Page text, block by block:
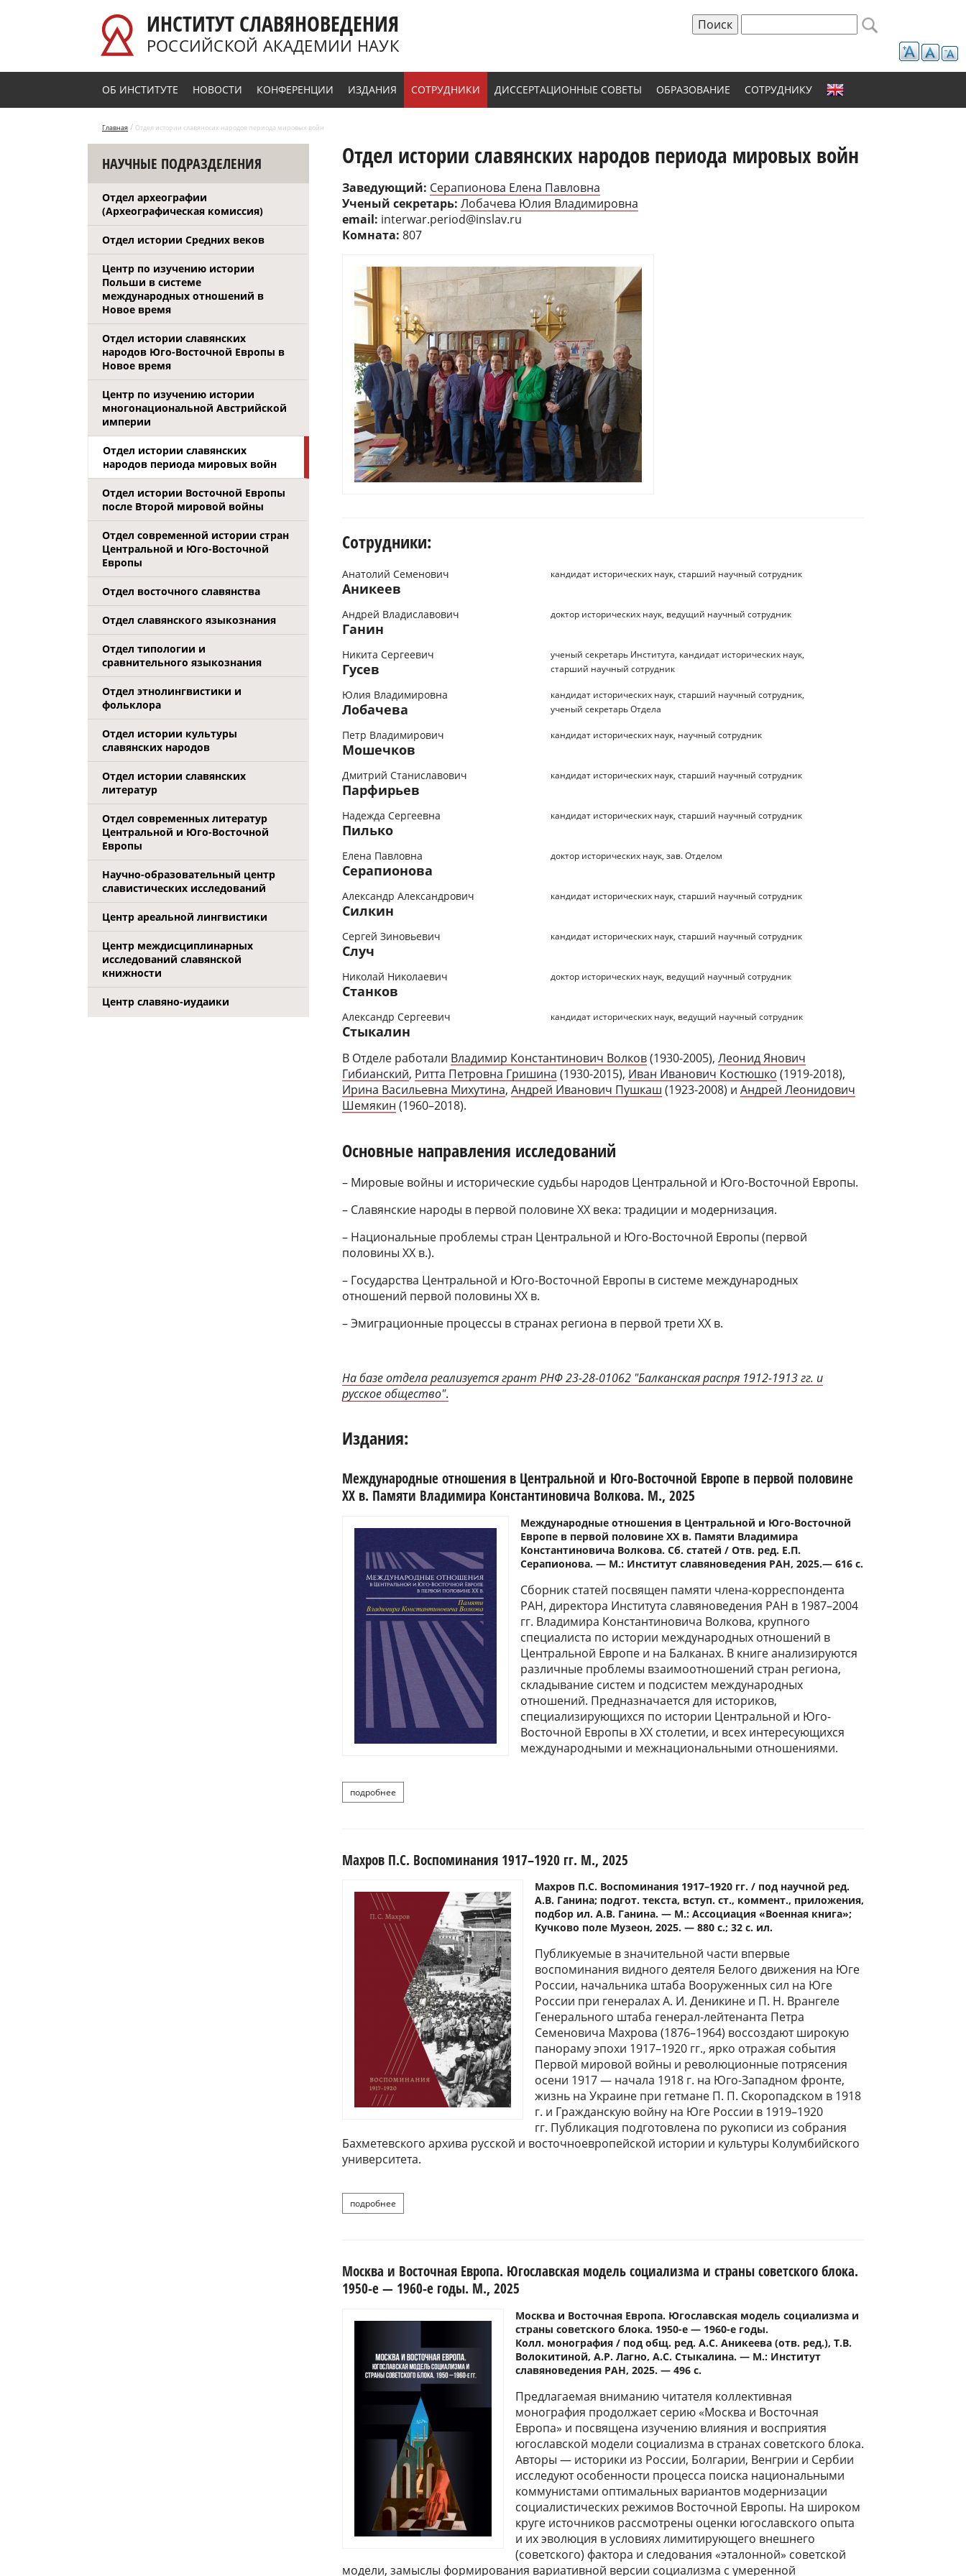
ИНСТИТУТ СЛАВЯНОВЕДЕНИЯ
РОССИЙСКОЙ АКАДЕМИИ НАУК Форма поиска
ОБ ИНСТИТУТЕ НОВОСТИ КОНФЕРЕНЦИИ ИЗДАНИЯ СОТРУДНИКИ ДИССЕРТАЦИОННЫЕ СОВЕТЫ ОБРАЗОВАНИЕ СОТРУДНИКУ
Главная / Отдел истории славянских народов периода мировых войн
НАУЧНЫЕ ПОДРАЗДЕЛЕНИЯ
Отдел археографии
(Археографическая комиссия)
Отдел истории Средних веков
Центр по изучению истории
Польши в системе
международных отношений в
Новое время
Отдел истории славянских
народов Юго-Восточной Европы в
Новое время
Центр по изучению истории
многонациональной Австрийской
империи
Отдел истории славянских
народов периода мировых войн
Отдел истории Восточной Европы
после Второй мировой войны
Отдел современной истории стран
Центральной и Юго-Восточной
Европы
Отдел восточного славянства
Отдел славянского языкознания
Отдел типологии и
сравнительного языкознания
Отдел этнолингвистики и
фольклора
Отдел истории культуры
славянских народов
Отдел истории славянских
литератур
Отдел современных литератур
Центральной и Юго-Восточной
Европы
Научно-образовательный центр
славистических исследований
Центр ареальной лингвистики
Центр междисциплинарных
исследований славянской
книжности
Центр славяно-иудаики
Отдел истории славянских народов периода мировых войн
Заведующий: Серапионова Елена Павловна
Ученый секретарь: Лобачева Юлия Владимировна
email: interwar.period@inslav.ru
Комната: 807
Сотрудники:
Анатолий Семенович
Аникеев
кандидат исторических наук, старший научный сотрудник
Андрей Владиславович
Ганин
доктор исторических наук, ведущий научный сотрудник
Никита Сергеевич
Гусев
ученый секретарь Института, кандидат исторических наук,
старший научный сотрудник
Юлия Владимировна
Лобачева
кандидат исторических наук, старший научный сотрудник,
ученый секретарь Отдела
Петр Владимирович
Мошечков
кандидат исторических наук, научный сотрудник
Дмитрий Станиславович
Парфирьев
кандидат исторических наук, старший научный сотрудник
Надежда Сергеевна
Пилько
кандидат исторических наук, старший научный сотрудник
Елена Павловна
Серапионова
доктор исторических наук, зав. Отделом
Александр Александрович
Силкин
кандидат исторических наук, старший научный сотрудник
Сергей Зиновьевич
Случ
кандидат исторических наук, старший научный сотрудник
Николай Николаевич
Станков
доктор исторических наук, ведущий научный сотрудник
Александр Сергеевич
Стыкалин
кандидат исторических наук, ведущий научный сотрудник
В Отделе работали Владимир Константинович Волков(1930-2005), Леонид Янович
Гибианский, Ритта Петровна Гришина (1930-2015), Иван Иванович Костюшко (1919-2018),
Ирина Васильевна Михутина, Андрей Иванович Пушкаш (1923-2008) и Андрей Леонидович
Шемякин (1960–2018).
Основные направления исследований
– Мировые войны и исторические судьбы народов Центральной и Юго-Восточной Европы.
– Славянские народы в первой половине ХХ века: традиции и модернизация.
– Национальные проблемы стран Центральной и Юго-Восточной Европы (первой
половины ХХ в.).
– Государства Центральной и Юго-Восточной Европы в системе международных
отношений первой половины ХХ в.
– Эмиграционные процессы в странах региона в первой трети ХХ в.
На базе отдела реализуется грант РНФ 23-28-01062 "Балканская распря 1912-1913 гг. и
русское общество".
Издания:
Международные отношения в Центральной и Юго-Восточной Европе в первой половине
ХХ в. Памяти Владимира Константиновича Волкова. М., 2025
Международные отношения в Центральной и Юго-Восточной
Европе в первой половине ХХ в. Памяти Владимира
Константиновича Волкова. Сб. статей / Отв. ред. Е.П.
Серапионова. ― М.: Институт славяноведения РАН, 2025.― 616 с.
Сборник статей посвящен памяти члена-корреспондента
РАН, директора Института славяноведения РАН в 1987–2004
гг. Владимира Константиновича Волкова, крупного
специалиста по истории международных отношений в
Центральной Европе и на Балканах. В книге анализируются
различные проблемы взаимоотношений стран региона,
складывание систем и подсистем международных
отношений. Предназначается для историков,
специализирующихся по истории Центральной и Юго-
Восточной Европы в ХХ столетии, и всех интересующихся
международными и межнациональными отношениями.
подробнее
Махров П.С. Воспоминания 1917–1920 гг. М., 2025
Махров П.С. Воспоминания 1917–1920 гг. / под научной ред.
А.В. Ганина; подгот. текста, вступ. ст., коммент., приложения,
подбор ил. А.В. Ганина. — М.: Ассоциация «Военная книга»;
Кучково поле Музеон, 2025. — 880 с.; 32 с. ил.
Публикуемые в значительной части впервые
воспоминания видного деятеля Белого движения на Юге
России, начальника штаба Вооруженных сил на Юге
России при генералах А. И. Деникине и П. Н. Врангеле
Генерального штаба генерал-лейтенанта Петра
Семеновича Махрова (1876–1964) воссоздают широкую
панораму эпохи 1917–1920 гг., ярко отражая события
Первой мировой войны и революционные потрясения
осени 1917 — начала 1918 г. на Юго-Западном фронте,
жизнь на Украине при гетмане П. П. Скоропадском в 1918
г. и Гражданскую войну на Юге России в 1919–1920
гг. Публикация подготовлена по рукописи из собрания
Бахметевского архива русской и восточноевропейской истории и культуры Колумбийского
университета.
подробнее
Москва и Восточная Европа. Югославская модель социализма и страны советского блока.
1950-е ― 1960-е годы. М., 2025
Москва и Восточная Европа. Югославская модель социализма и
страны советского блока. 1950-е ― 1960-е годы.
Колл. монография / под общ. ред. А.С. Аникеева (отв. ред.), Т.В.
Волокитиной, А.Р. Лагно, А.С. Стыкалина. ― М.: Институт
славяноведения РАН, 2025. ― 496 с.
Предлагаемая вниманию читателя коллективная
монография продолжает серию «Москва и Восточная
Европа» и посвящена изучению влияния и восприятия
югославской модели социализма в странах советского блока.
Авторы ― историки из России, Болгарии, Венгрии и Сербии
исследуют особенности процесса поиска национальными
коммунистами оптимальных вариантов модернизации
социалистических режимов Восточной Европы. На широком
круге источников рассмотрены оценки югославского опыта
и их эволюция в условиях лимитирующего внешнего
(советского) фактора и следования «эталонной» советской
модели, замыслы формирования вариативной версии социализма с умеренной